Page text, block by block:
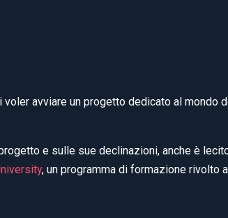
voler avviare un progetto dedicato al mondo
e sulle sue declinazioni, anche è
, un programma di formazione rivolto